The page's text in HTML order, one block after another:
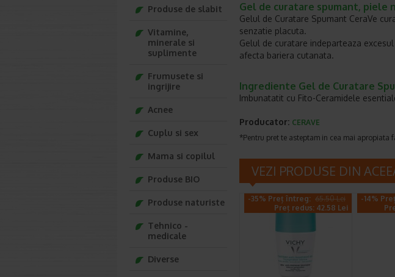
Gel de curatare spumant, piele
Gelul de Curatare Spumant CeraVe
senzatie placuta.
Gelul de curatare indeparteaza
afecta bariera cutanata.
Ingrediente Gel de Curatare
Imbunatatit cu Fito-Ceramidele
Producator: CERAVE
*Pentru pret te asteptam in cea mai apropiata
VEZI PRODUSE DIN
-35% Preț întreg: 65.50 Lei
Preț redus: 42.58 Lei
-14%
Produse de slabit
Vitamine,
minerale si
suplimente
Frumusete si
ingrijire
Acnee
Cuplu si sex
Mama si copilul
Produse BIO
Produse naturiste
Tehnico -
medicale
Diverse